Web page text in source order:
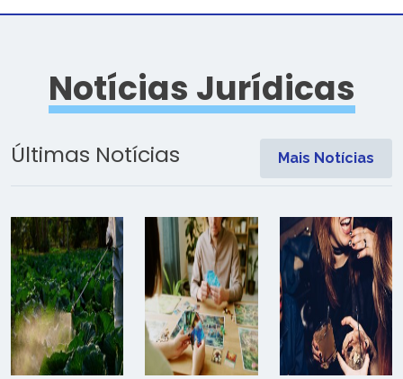
Notícias Jurídicas
Últimas Notícias Mais Notícias